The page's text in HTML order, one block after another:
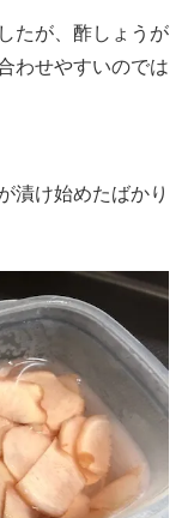
たが、酢しょうが
わせやすいのでは
漬け始めたばかり